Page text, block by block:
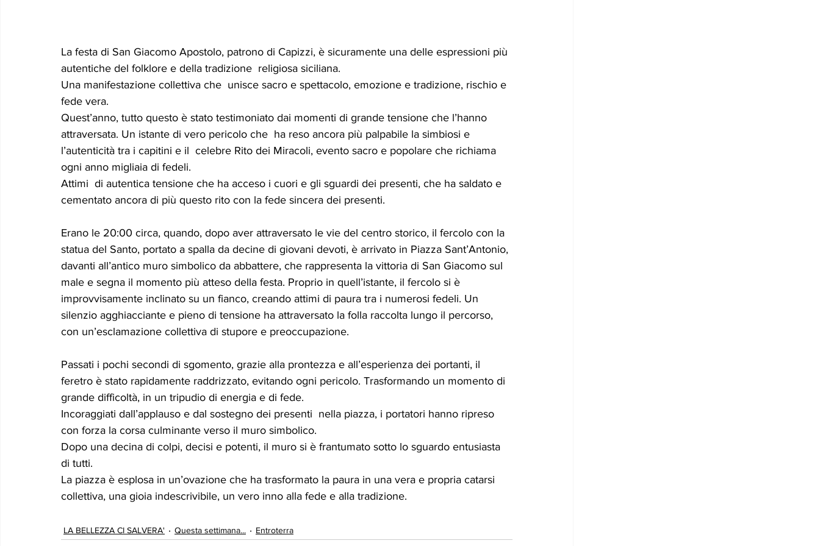
La festa di San Giacomo Apostolo, patrono di Capizzi, è sicuramente una delle espressioni più
autentiche del folklore e della tradizione  religiosa siciliana.
Una manifestazione collettiva che  unisce sacro e spettacolo, emozione e tradizione, rischio e
fede vera.
Quest’anno, tutto questo è stato testimoniato dai momenti di grande tensione che l’hanno
attraversata. Un istante di vero pericolo che  ha reso ancora più palpabile la simbiosi e
l’autenticità tra i capitini e il  celebre Rito dei Miracoli, evento sacro e popolare che richiama
ogni anno migliaia di fedeli.
Attimi  di autentica tensione che ha acceso i cuori e gli sguardi dei presenti, che ha saldato e
cementato ancora di più questo rito con la fede sincera dei presenti.
Erano le 20:00 circa, quando, dopo aver attraversato le vie del centro storico, il fercolo con la
statua del Santo, portato a spalla da decine di giovani devoti, è arrivato in Piazza Sant’Antonio,
davanti all’antico muro simbolico da abbattere, che rappresenta la vittoria di San Giacomo sul
male e segna il momento più atteso della festa. Proprio in quell’istante, il fercolo si è
improvvisamente inclinato su un fianco, creando attimi di paura tra i numerosi fedeli. Un
silenzio agghiacciante e pieno di tensione ha attraversato la folla raccolta lungo il percorso,
con un’esclamazione collettiva di stupore e preoccupazione.
Passati i pochi secondi di sgomento, grazie alla prontezza e all’esperienza dei portanti, il
feretro è stato rapidamente raddrizzato, evitando ogni pericolo. Trasformando un momento di
grande difficoltà, in un tripudio di energia e di fede.
Incoraggiati dall’applauso e dal sostegno dei presenti  nella piazza, i portatori hanno ripreso
con forza la corsa culminante verso il muro simbolico.
Dopo una decina di colpi, decisi e potenti, il muro si è frantumato sotto lo sguardo entusiasta
di tutti.
La piazza è esplosa in un’ovazione che ha trasformato la paura in una vera e propria catarsi
collettiva, una gioia indescrivibile, un vero inno alla fede e alla tradizione.
LA BELLEZZA CI SALVERA' Questa settimana... Entroterra